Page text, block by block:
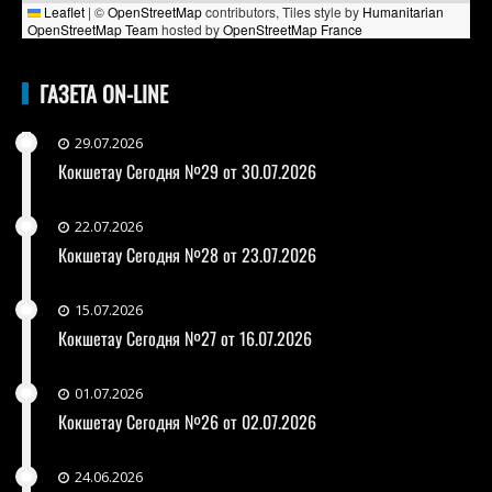
Leaflet | ©OpenStreetMapcontributors, Tiles style by Humanitarian
OpenStreetMap Teamhosted byOpenStreetMap France
ГАЗЕТА ON-LINE
29.07.2026
Кокшетау Сегодня №29 от 30.07.2026
22.07.2026
Кокшетау Сегодня №28 от 23.07.2026
15.07.2026
Кокшетау Сегодня №27 от 16.07.2026
01.07.2026
Кокшетау Сегодня №26 от 02.07.2026
24.06.2026